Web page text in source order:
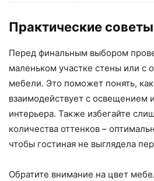
Практические советы
Перед финальным выбором
маленьком участке стены или с
мебели. Это поможет понять,
взаимодействует с освещением
интерьера. Также избегайте
количества оттенков –
чтобы гостиная не выглядела
Обратите внимание на цвет